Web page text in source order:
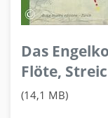
Das
Flöte,
(14,1 MB)